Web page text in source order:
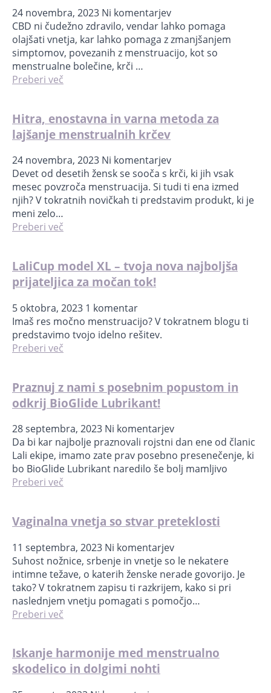
24 novembra, 2023 Ni komentarjev
CBD ni čudežno zdravilo, vendar lahko pomaga
olajšati vnetja, kar lahko pomaga z zmanjšanjem
simptomov, povezanih z menstruacijo, kot so
menstrualne bolečine, krči …
Preberi več
Hitra, enostavna in varna metoda za
lajšanje menstrualnih krčev
24 novembra, 2023 Ni komentarjev
Devet od desetih žensk se sooča s krči, ki jih vsak
mesec povzroča menstruacija. Si tudi ti ena izmed
njih? V tokratnih novičkah ti predstavim produkt, ki je
meni zelo…
Preberi več
LaliCup model XL – tvoja nova najboljša
prijateljica za močan tok!
5 oktobra, 2023 1 komentar
Imaš res močno menstruacijo? V tokratnem blogu ti
predstavimo tvojo idelno rešitev.
Preberi več
Praznuj z nami s posebnim popustom in
odkrij BioGlide Lubrikant!
28 septembra, 2023 Ni komentarjev
Da bi kar najbolje praznovali rojstni dan ene od članic
Lali ekipe, imamo zate prav posebno presenečenje, ki
bo BioGlide Lubrikant naredilo še bolj mamljivo
Preberi več
Vaginalna vnetja so stvar preteklosti
11 septembra, 2023 Ni komentarjev
Suhost nožnice, srbenje in vnetje so le nekatere
intimne težave, o katerih ženske nerade govorijo. Je
tako? V tokratnem zapisu ti razkrijem, kako si pri
naslednjem vnetju pomagati s pomočjo…
Preberi več
Iskanje harmonije med menstrualno
skodelico in dolgimi nohti